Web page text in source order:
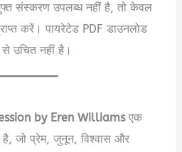
संस्करण उपलब्ध नहीं है, तो केवल
करें। पायरेटेड PDF डाउनलोड
उचित नहीं है।
by Eren Williamsएक
है, जो प्रेम, जुनून, विश्वास और